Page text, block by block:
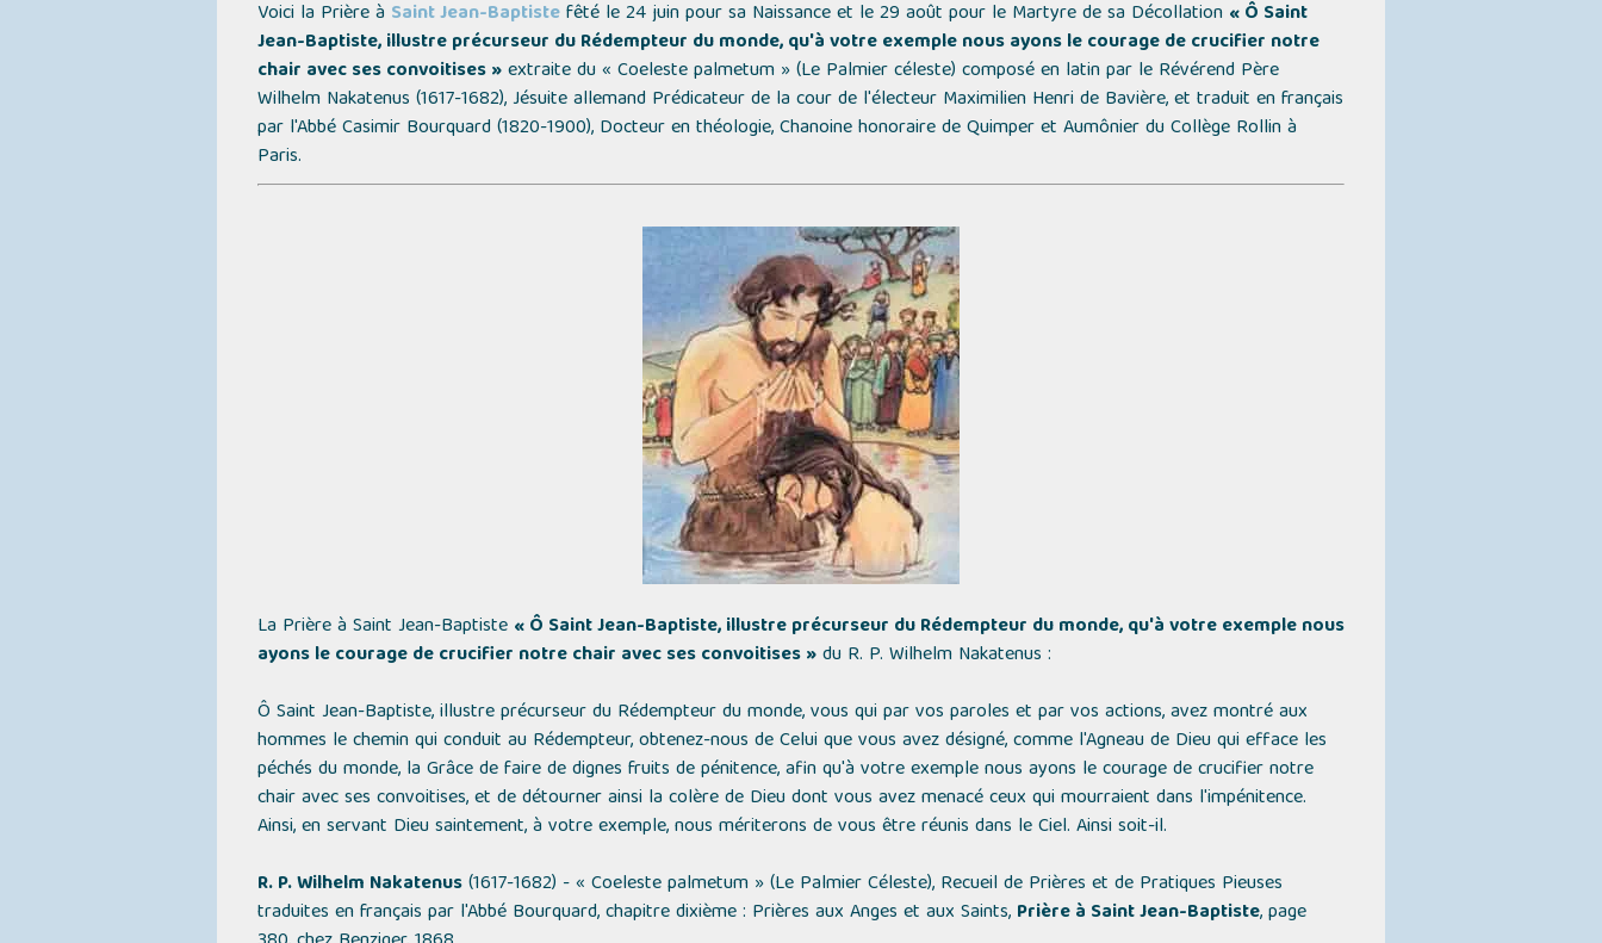
Voici la Prière à Saint Jean-Baptistefêté le 24 juin pour sa Naissance et le 29 août pour le Martyre de sa Décollation « Ô Saint
Jean-Baptiste, illustre précurseur du Rédempteur du monde, qu'à votre exemple nous ayons le courage de crucifier notre
chair avec ses convoitises »extraite du« Coeleste palmetum » (Le Palmier céleste) composé en latin par le Révérend Père
Wilhelm Nakatenus (1617-1682), Jésuite allemand Prédicateur de la cour de l'électeur Maximilien Henri de Bavière, et traduit en français
par l'Abbé Casimir Bourquard (1820-1900), Docteur en théologie, Chanoine honoraire de Quimper et Aumônier du Collège Rollin à
Paris.
La Prière à Saint Jean-Baptiste « Ô Saint Jean-Baptiste, illustre précurseur du Rédempteur du monde, qu'à votre exemple nous
ayons le courage de crucifier notre chair avec ses convoitises »du R. P. Wilhelm Nakatenus :
Ô Saint Jean-Baptiste, illustre précurseur du Rédempteur du monde, vous qui par vos paroles et par vos actions, avez montré aux
hommes le chemin qui conduit au Rédempteur, obtenez-nous de Celui que vous avez désigné, comme l'Agneau de Dieu qui efface les
péchés du monde, la Grâce de faire de dignes fruits de pénitence, afin qu'à votre exemple nous ayons le courage de crucifier notre
chair avec ses convoitises, et de détourner ainsi la colère de Dieu dont vous avez menacé ceux qui mourraient dans l'impénitence.
Ainsi, en servant Dieu saintement, à votre exemple, nous mériterons de vous être réunis dans le Ciel. Ainsi soit-il.
R. P. Wilhelm Nakatenus(1617-1682) -« Coeleste palmetum » (Le Palmier Céleste), Recueil de Prières et de Pratiques Pieuses
traduites en français par l'Abbé Bourquard, chapitre dixième : Prières aux Anges et aux Saints, Prière à Saint Jean-Baptiste, page